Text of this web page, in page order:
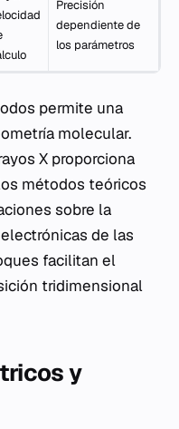
Precisión
dependiente de
los parámetros
permite una
molecular.
X proporciona
métodos teóricos
sobre la
de las
facilitan el
tridimensional
y